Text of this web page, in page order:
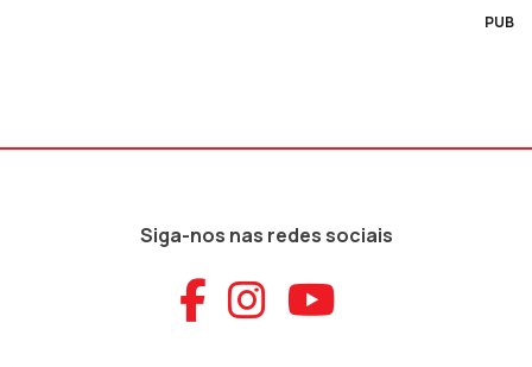
PUB
Siga-nos nas redes sociais
Aceder ao
Aceder ao
Aceder